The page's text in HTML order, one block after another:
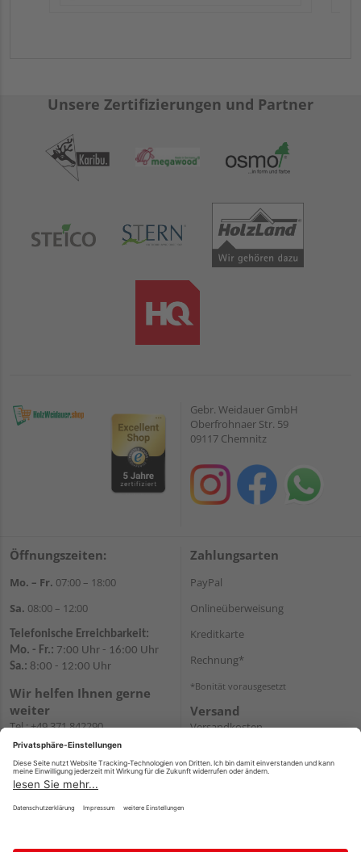
Unsere Zertifizierungen und Partner
Gebr. Weidauer GmbH
Oberfrohnaer Str. 59
09117 Chemnitz
Öffnungszeiten:
Mo. – Fr. 07:00 – 18:00
Sa. 08:00 – 12:00
Telefonische Erreichbarkeit:
Mo. - Fr.: 7:00 Uhr - 16:00 Uhr
Sa.: 8:00 - 12:00 Uhr
Wir helfen Ihnen gerne
weiter
Tel.:+49 371 842290
E-
WhatsApp
Zahlungsarten
PayPal
Onlineüberweisung
Kreditkarte
Rechnung*
*Bonität vorausgesetzt
Versand
Versandkosten
Impressum AGB Widerruf Datenschutz